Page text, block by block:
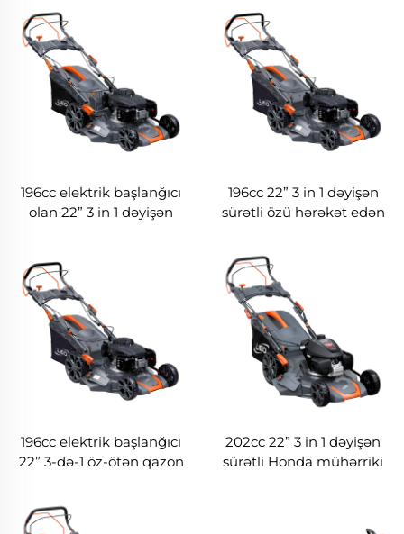
196cc elektrik başlanğıcı
olan 22” 3 in 1 dəyişən
196cc 22” 3 in 1 dəyişən
sürətli özü hərəkət edən
196cc elektrik başlanğıcı
22” 3-də-1 öz-ötən qazon
202cc 22” 3 in 1 dəyişən
sürətli Honda mühərriki